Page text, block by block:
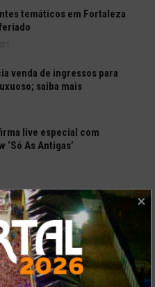
temáticos em Fortaleza
venda de ingressos para
saiba mais
live especial com
As Antigas’
meu site?